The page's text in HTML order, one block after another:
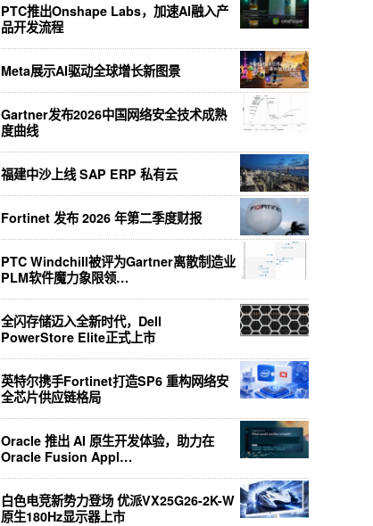
PTC推出Onshape Labs，加速AI融入产
品开发流程
Meta展示AI驱动全球增长新图景
Gartner发布2026中国网络安全技术成熟
度曲线
福建中沙上线 SAP ERP 私有云
Fortinet 发布 2026 年第二季度财报
PTC Windchill被评为Gartner离散制造业
PLM软件魔力象限领…
全闪存储迈入全新时代，Dell
PowerStore Elite正式上市
英特尔携手Fortinet打造SP6 重构网络安
全芯片供应链格局
Oracle 推出 AI 原生开发体验，助力在
Oracle Fusion Appl…
白色电竞新势力登场 优派VX25G26-2K-W
原生180Hz显示器上市